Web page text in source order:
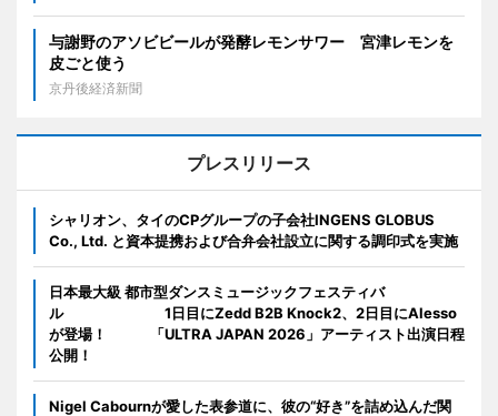
与謝野のアソビビールが発酵レモンサワー 宮津レモンを
皮ごと使う
京丹後経済新聞
プレスリリース
シャリオン、タイのCPグループの子会社INGENS GLOBUS
Co., Ltd. と資本提携および合弁会社設立に関する調印式を実施
日本最大級 都市型ダンスミュージックフェスティバ
ル 1日目にZedd B2B Knock2、2日目にAlesso
が登場！ 「ULTRA JAPAN 2026」アーティスト出演日程
公開！
Nigel Cabournが愛した表参道に、彼の“好き”を詰め込んだ関